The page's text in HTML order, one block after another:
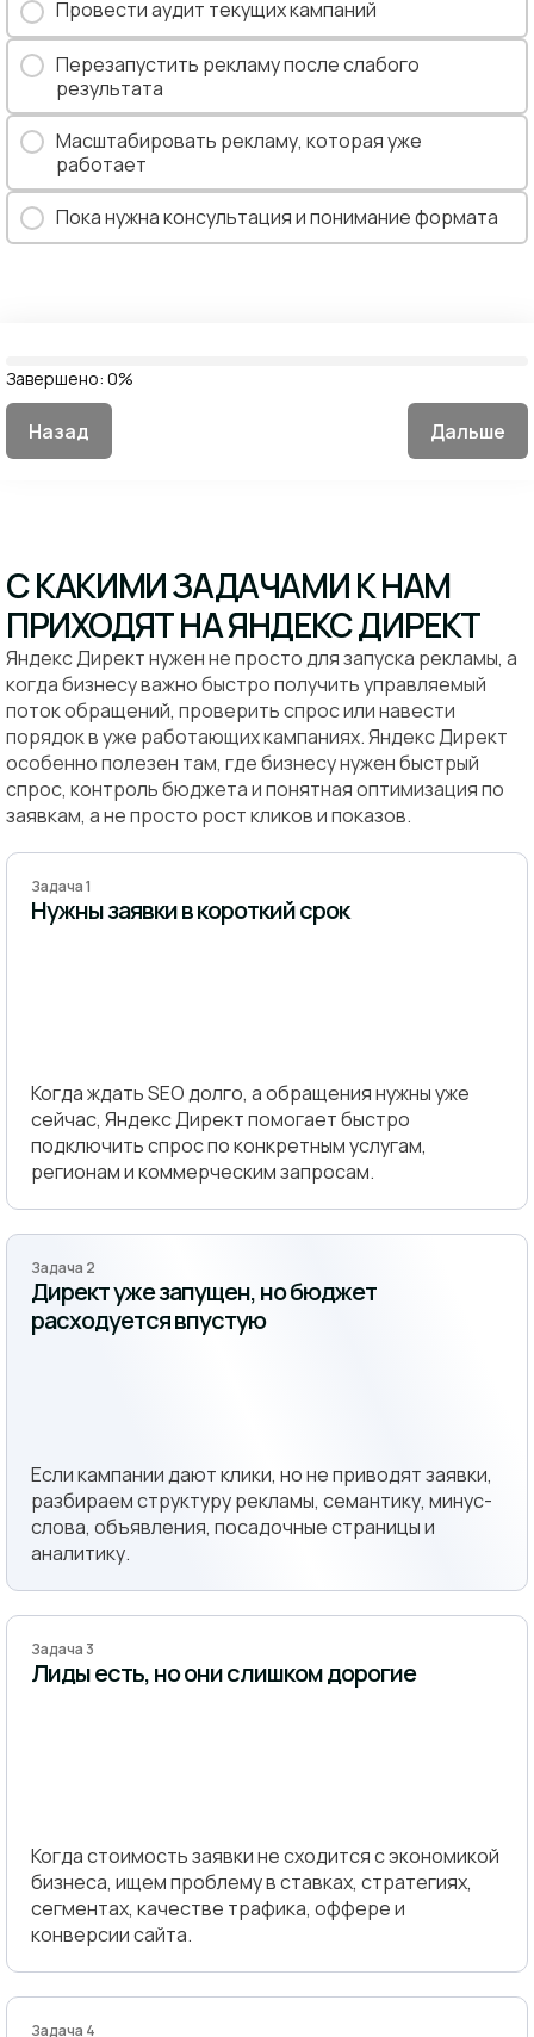
Провести аудит текущих кампаний
Перезапустить рекламу после слабого
результата
Масштабировать рекламу, которая уже
работает
Пока нужна консультация и понимание формата
Завершено: 0%
Назад Дальше
С КАКИМИ ЗАДАЧАМИ К НАМ
ПРИХОДЯТ НА ЯНДЕКС ДИРЕКТ
Яндекс Директ нужен не просто для запуска рекламы, а
когда бизнесу важно быстро получить управляемый
поток обращений, проверить спрос или навести
порядок в уже работающих кампаниях. Яндекс Директ
особенно полезен там, где бизнесу нужен быстрый
спрос, контроль бюджета и понятная оптимизация по
заявкам, а не просто рост кликов и показов.
Задача 1
Нужны заявки в короткий срок
Когда ждать SEO долго, а обращения нужны уже
сейчас, Яндекс Директ помогает быстро
подключить спрос по конкретным услугам,
регионам и коммерческим запросам.
Задача 2
Директ уже запущен, но бюджет
расходуется впустую
Если кампании дают клики, но не приводят заявки,
разбираем структуру рекламы, семантику, минус-
слова, объявления, посадочные страницы и
аналитику.
Задача 3
Лиды есть, но они слишком дорогие
Когда стоимость заявки не сходится с экономикой
бизнеса, ищем проблему в ставках, стратегиях,
сегментах, качестве трафика, оффере и
конверсии сайта.
Задача 4